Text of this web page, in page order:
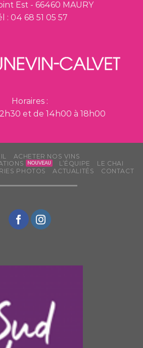
Est - 66460 MAURY
: 04 68 51 05 57
Horaires :
et de 14h00 à 18h00
ACHETER NOS VINS
L’ÉQUIPE
LE CHAI
PHOTOS ACTUALITÉS CONTACT